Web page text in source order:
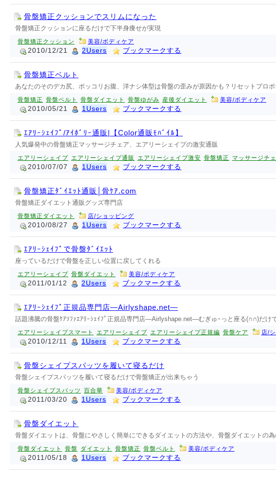
骨盤矯正クッションでスリムになった
骨盤矯正クッションに座るだけで下半身痩せが実現
骨盤矯正クッション 美容/ボディケア
2010/12/21 2Users ブックマークする
骨盤矯正ベルト
あなたのそのデカ尻、ポッコリお腹、洋ナシ体型は骨盤の歪みが原因かも？リセットプロ
骨盤矯正 骨盤ベルト 骨盤ダイエット 骨盤ゆがみ 産後ダイエット 美容/ボディケア
2010/05/21 1Users ブックマークする
ｴｱﾘｰｼｪｲﾌﾟ/ｱｲﾎﾞﾘｰ通販|【Color通販ﾓﾊﾞｲﾙ】
人気爆発中の骨盤矯正マッサージチェア、エアリーシェイプの激安通販
エアリーシェイプ エアリーシェイプ通販 エアリーシェイプ激安 骨盤矯正 マッサージチ
2010/07/07 1Users ブックマークする
骨盤矯正ﾀﾞｲｴｯﾄ通販│骨ｹｱ.com
骨盤矯正ダイエット通販グッズ専門店
骨盤矯正ダイエット 店/ショッピング
2010/08/27 1Users ブックマークする
ｴｱﾘｰｼｪｲﾌﾟで骨盤ﾀﾞｲｴｯﾄ
座っているだけで骨盤を正しい位置に戻してくれる
エアリーシェイプ 骨盤ダイエット 美容/ボディケア
2011/01/12 2Users ブックマークする
ｴｱﾘｰｼｪｲﾌﾟ正規品専門店―Airlyshape.net―
話題沸騰の骨盤ｹｱｿﾌｧｴｱﾘｰｼｪｲﾌﾟ正規品専門店―Airlyshape.net―むぎゅｰっと座る(∩∩)だけ
エアリーシェイプスマート エアリーシェイプ エアリーシェイプ正規編 骨盤ケア 店/
2010/12/11 1Users ブックマークする
骨盤シェイプスパッツを履いて寝るだけ
骨盤シェイプスパッツを履いて寝るだけで骨盤矯正が出来ちゃう
骨盤シェイプスパッツ 百合華 美容/ボディケア
2011/03/20 1Users ブックマークする
骨盤ダイエット
骨盤ダイエットは、骨盤にやさしく簡単にできるダイエットの方法や、骨盤ダイエットの為
骨盤ダイエット 骨盤 ダイエット 骨盤矯正 骨盤ベルト 美容/ボディケア
2011/05/18 1Users ブックマークする